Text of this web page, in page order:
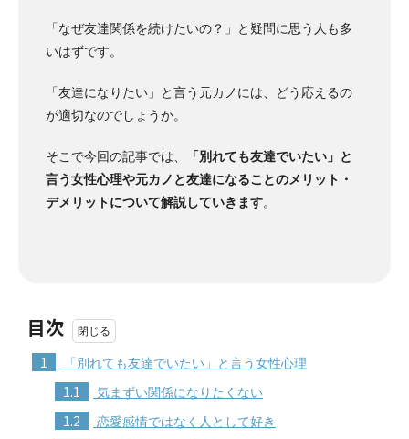
「なぜ友達関係を続けたいの？」と疑問に思う人も多
いはずです。
「友達になりたい」と言う元カノには、どう応えるの
が適切なのでしょうか。
そこで今回の記事では、
「別れても友達でいたい」と
言う女性心理や元カノと友達になることのメリット・
デメリットについて解説していきます。
目次
1 「別れても友達でいたい」と言う女性心理
1.1 気まずい関係になりたくない
1.2 恋愛感情ではなく人として好き